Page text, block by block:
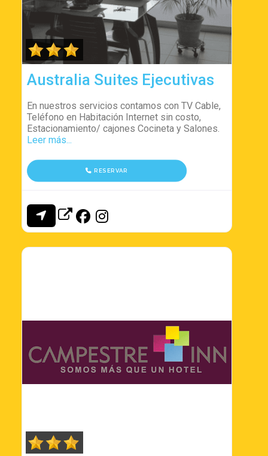
Australia Suites Ejecutivas
En nuestros servicios contamos con TV Cable,
Teléfono en Habitación Internet sin costo,
Estacionamiento/ cajones Cocineta y Salones.
Leer más...
RESERVAR